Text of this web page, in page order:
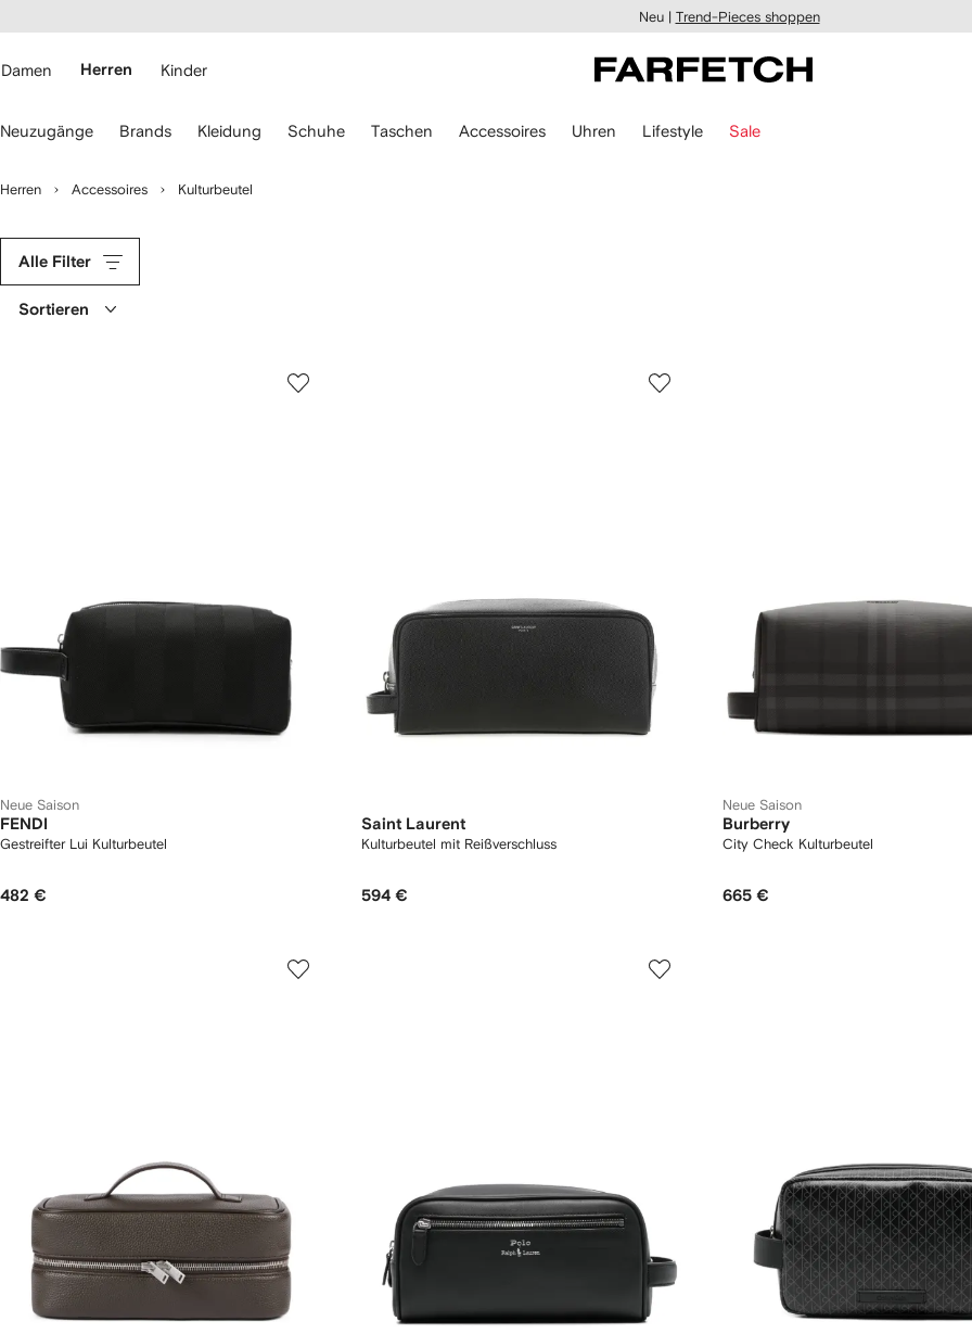
Neu | Trend-Pieces shoppen
Damen Herren Kinder
Neuzugänge Brands Kleidung Schuhe Taschen Accessoires Uhren Lifestyle Sale
Herren Accessoires Kulturbeutel
Alle Filter
Sortieren
Neue Saison
FENDI
Gestreifter Lui Kulturbeutel
482 €
Saint Laurent
Kulturbeutel mit Reißverschluss
594 €
Neue Saison
Burberry
City Check Kulturbeutel
665 €